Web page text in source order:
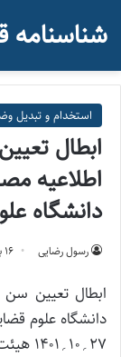
شناسنامه
استخدام و تبدیل
اطلاعیه
دانشگاه
رسول رضایی ۱۶ بهمن‌ماه ۱۴۰۱
۲۷؍۱۰؍۱۴۰۱ هیئت عمومی دیوان عدالت اداری